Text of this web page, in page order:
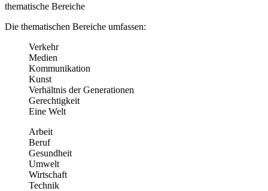
thematische Bereiche
Die thematischen Bereiche umfassen:
Verkehr
Medien
Kommunikation
Kunst
Verhältnis der Generationen
Gerechtigkeit
Eine Welt
Arbeit
Beruf
Gesundheit
Umwelt
Wirtschaft
Technik